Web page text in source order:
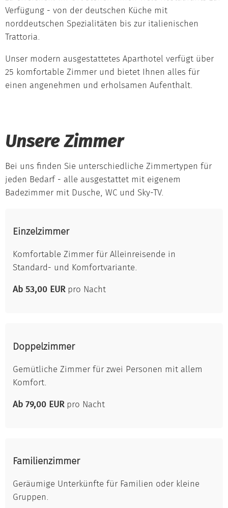
Verfügung - von der deutschen Küche mit
norddeutschen Spezialitäten bis zur italienischen
Trattoria.
Unser modern ausgestattetes Aparthotel verfügt über
25 komfortable Zimmer und bietet Ihnen alles für
einen angenehmen und erholsamen Aufenthalt.
Unsere Zimmer
Bei uns finden Sie unterschiedliche Zimmertypen für
jeden Bedarf - alle ausgestattet mit eigenem
Badezimmer mit Dusche, WC und Sky-TV.
Einzelzimmer
Komfortable Zimmer für Alleinreisende in
Standard- und Komfortvariante.
Ab 53,00 EURpro Nacht
Doppelzimmer
Gemütliche Zimmer für zwei Personen mit allem
Komfort.
Ab 79,00 EURpro Nacht
Familienzimmer
Geräumige Unterkünfte für Familien oder kleine
Gruppen.